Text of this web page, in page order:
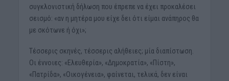
συγκλονιστική δήλωση που έπρεπε να έχει προκαλέσει
σεισμό: «αν η μητέρα μου είχε δει ότι είμαι ανάπηρος θα
με σκότωνε ή όχι»;
Τέσσερις σκηνές, τέσσερις αλήθειες; μία διαπίστωση.
Οι έννοιες: «Ελευθερία», «Δημοκρατία», «Πίστη»,
«Πατρίδα», «Οικογένεια», φαίνεται, τελικά, δεν είναι